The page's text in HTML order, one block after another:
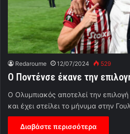
Redaroume 12/07/2024 529
Ο Ποντένσε έκανε την
Ο Ολυμπιακός αποτελεί την
και έχει στείλει το μήνυμα στην
Διαβάστε περισσότερα